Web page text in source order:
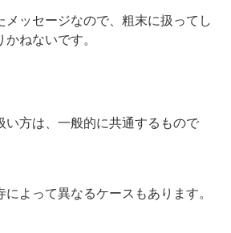
メッセージなので、粗末に扱ってし
ねないです。
い方は、一般的に共通するもので
よって異なるケースもあります。